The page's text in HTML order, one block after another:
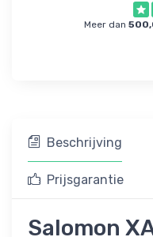
Meer dan
Beschrijving
Prijsgarantie
Salomon